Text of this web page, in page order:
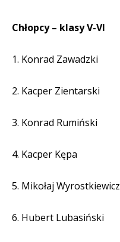
Chłopcy – klasy V-VI
1. Konrad Zawadzki
2. Kacper Zientarski
3. Konrad Rumiński
4. Kacper Kępa
5. Mikołaj Wyrostkiewicz
6. Hubert Lubasiński